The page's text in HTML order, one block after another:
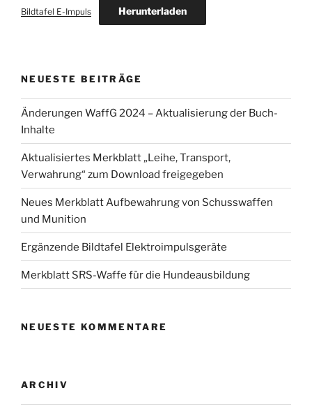
Bildtafel E-Impuls Herunterladen
NEUESTE BEITRÄGE
Änderungen WaffG 2024 – Aktualisierung der Buch-
Inhalte
Aktualisiertes Merkblatt „Leihe, Transport,
Verwahrung“ zum Download freigegeben
Neues Merkblatt Aufbewahrung von Schusswaffen
und Munition
Ergänzende Bildtafel Elektroimpulsgeräte
Merkblatt SRS-Waffe für die Hundeausbildung
NEUESTE KOMMENTARE
ARCHIV